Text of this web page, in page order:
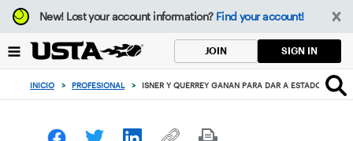
Enfoque
desde
botón
volver
principio
New!Lost your account information? Find your account!
JOIN SIGN IN
INICIO > PROFESIONAL > ISNER Y QUERREY GANAN PARA DAR A ESTADOS